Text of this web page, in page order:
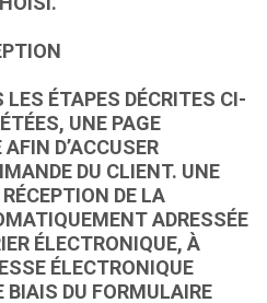
ÉTAPES DÉCRITES CI-
UNE PAGE
D’ACCUSER
DU CLIENT. UNE
RÉCEPTION DE LA
ADRESSÉE
ÉLECTRONIQUE, À
ÉLECTRONIQUE
BIAIS DU FORMULAIRE